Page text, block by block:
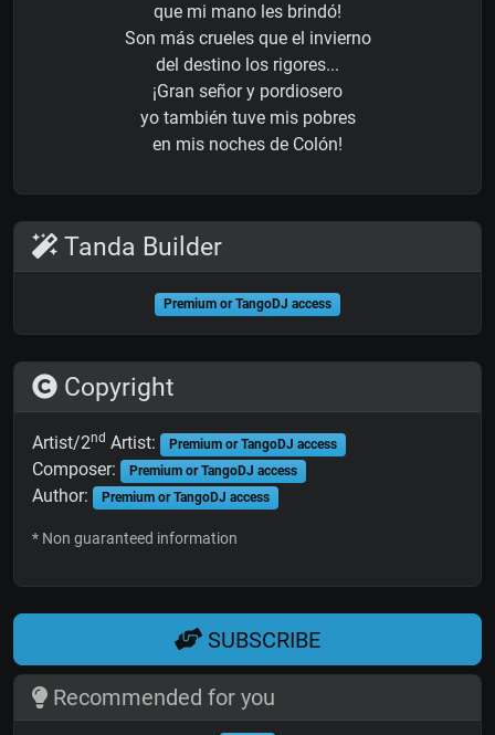
que mi mano les brindó!
Son más crueles que el invierno
del destino los rigores...
¡Gran señor y pordiosero
yo también tuve mis pobres
en mis noches de Colón!
Tanda Builder
Premium or TangoDJ access
Copyright
Artist/2nd Artist: Premium or TangoDJ access
Composer: Premium or TangoDJ access
Author: Premium or TangoDJ access
* Non guaranteed information
SUBSCRIBE
Recommended for you